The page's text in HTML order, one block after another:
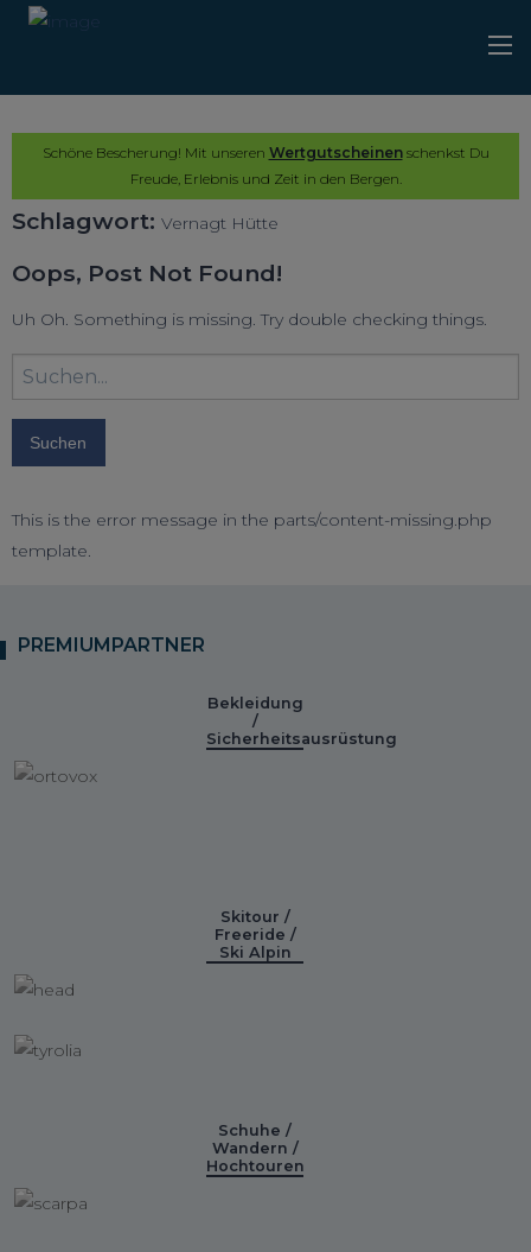
Schöne Bescherung! Mit unseren Wertgutscheinenschenkst Du
Freude, Erlebnis und Zeit in den Bergen.
Schlagwort: Vernagt Hütte
Oops, Post Not Found!
Uh Oh. Something is missing. Try double checking things.
Suchbegriff
eingeben:
This is the error message in the parts/content-missing.php
template.
PREMIUMPARTNER
Bekleidung
/
Sicherheitsausrüstung
Skitour /
Freeride /
Ski Alpin
Schuhe /
Wandern /
Hochtouren